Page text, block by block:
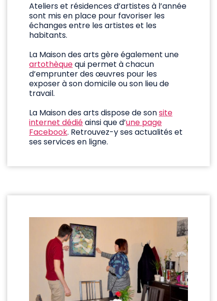
Ateliers et résidences d’artistes à l’année
sont mis en place pour favoriser les
échanges entre les artistes et les
habitants.
La Maison des arts gère également une
artothèquequi permet à chacun
d’emprunter des œuvres pour les
exposer à son domicile ou son lieu de
travail.
La Maison des arts dispose de sonsite
internet dédiéainsi que d’une page
Facebook. Retrouvez-y ses actualités et
ses services en ligne.